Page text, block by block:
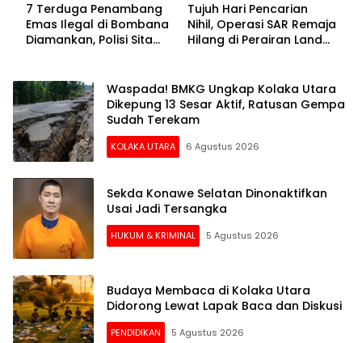
7 Terduga Penambang
Emas Ilegal di Bombana
Diamankan, Polisi Sita
Tujuh Hari Pencarian
Nihil, Operasi SAR Remaja
Hilang di Perairan Lande
Waspada! BMKG Ungkap Kolaka Utara
Dikepung 13 Sesar Aktif, Ratusan Gempa
Sudah Terekam
KOLAKA UTARA 6 Agustus 2026
Sekda Konawe Selatan Dinonaktifkan
Usai Jadi Tersangka
HUKUM & KRIMINAL 5 Agustus 2026
Budaya Membaca di Kolaka Utara
Didorong Lewat Lapak Baca dan Diskusi
PENDIDIKAN 5 Agustus 2026